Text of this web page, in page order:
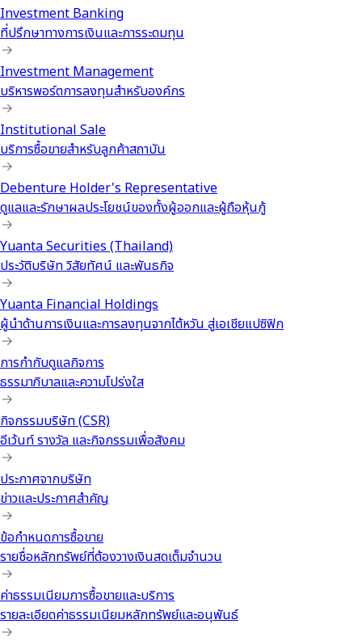
Investment Banking
ที่ปรึกษาทางการเงินและการระดมทุน
Investment Management
บริหารพอร์ตการลงทุนสำหรับองค์กร
Institutional Sale
บริการซื้อขายสำหรับลูกค้าสถาบัน
Debenture Holder's Representative
ดูแลและรักษาผลประโยชน์ของทั้งผู้ออกและผู้ถือหุ้นกู้
Yuanta Securities (Thailand)
ประวัติบริษัท วิสัยทัศน์ และพันธกิจ
Yuanta Financial Holdings
ผู้นำด้านการเงินและการลงทุนจากไต้หวัน สู่เอเชียแปซิฟิก
การกำกับดูแลกิจการ
ธรรมาภิบาลและความโปร่งใส
กิจกรรมบริษัท (CSR)
อีเว้นท์ รางวัล และกิจกรรมเพื่อสังคม
ประกาศจากบริษัท
ข่าวและประกาศสำคัญ
ข้อกำหนดการซื้อขาย
รายชื่อหลักทรัพย์ที่ต้องวางเงินสดเต็มจำนวน
ค่าธรรมเนียมการซื้อขายและบริการ
รายละเอียดค่าธรรมเนียมหลักทรัพย์และอนุพันธ์